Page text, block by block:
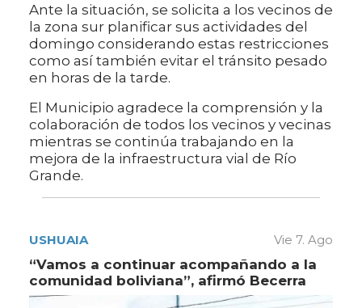
Ante la situación, se solicita a los vecinos de
la zona sur planificar sus actividades del
domingo considerando estas restricciones
como así también evitar el tránsito pesado
en horas de la tarde.
El Municipio agradece la comprensión y la
colaboración de todos los vecinos y vecinas
mientras se continúa trabajando en la
mejora de la infraestructura vial de Río
Grande.
USHUAIA Vie 7. Ago
“Vamos a continuar acompañando a la
comunidad boliviana”, afirmó Becerra